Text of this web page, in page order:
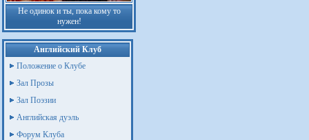
Не одинок и ты, пока кому то
нужен!
Английский Клуб
Положение о Клубе
Зал Прозы
Зал Поэзии
Английская дуэль
Форум Клуба